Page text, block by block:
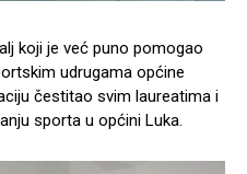
koji je već puno pomogao
udrugama općine
čestitao svim laureatima i
sporta u općini Luka.